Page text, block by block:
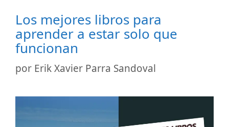
Los mejores libros para
aprender a estar solo que
funcionan
por Erik Xavier Parra Sandoval